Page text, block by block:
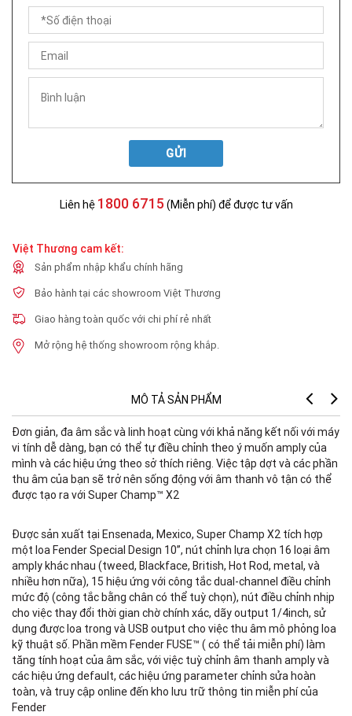
GỬI
Liên hệ 1800 6715 (Miễn phí) để được tư vấn
Việt Thương cam kết:
Sản phẩm nhập khẩu chính hãng
Bảo hành tại các showroom Việt Thương
Giao hàng toàn quốc với chi phí rẻ nhất
Mở rộng hệ thống showroom rộng khắp.
MÔ TẢ SẢN PHẨM
Đơn giản, đa âm sắc và linh hoạt cùng với khả năng kết nối với máy
vi tính dễ dàng, bạn có thể tự điều chỉnh theo ý muốn amply của
mình và các hiệu ứng theo sở thích riêng. Việc tập dợt và các phần
thu âm của bạn sẽ trở nên sống động với âm thanh vô tận có thể
được tạo ra với Super Champ™ X2
Được sản xuất tại Ensenada, Mexico, Super Champ X2 tích hợp
một loa Fender Special Design 10”, nút chỉnh lựa chọn 16 loại âm
amply khác nhau (tweed, Blackface, British, Hot Rod, metal, và
nhiều hơn nữa), 15 hiệu ứng với công tắc dual-channel điều chỉnh
mức độ (công tắc bằng chân có thể tuỳ chọn), nút điều chỉnh nhịp
cho việc thay đổi thời gian chờ chính xác, dãy output 1/4inch, sử
dụng được loa trong và USB output cho việc thu âm mô phỏng loa
kỹ thuật số. Phần mềm Fender FUSE™ ( có thể tải miễn phí) làm
tăng tính hoạt của âm sắc, với việc tuỳ chỉnh âm thanh amply và
các hiệu ứng default, các hiệu ứng parameter chỉnh sửa hoàn
toàn, và truy cập online đến kho lưu trữ thông tin miễn phí của
Fender